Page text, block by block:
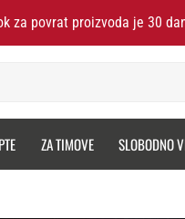
za povrat proizvoda je 30
ZA TIMOVE SLOBODNO